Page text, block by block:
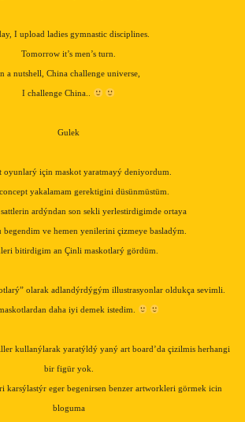
I upload ladies gymnastic disciplines.
Tomorrow it’s men’s turn.
a nutshell, Chinachallenge universe,
I challengeChina
Gulek
oyunlarý için maskot yaratmayý deniyordum.
yakalamam gerektigini düsünmüstüm.
ardýndan son sekli yerlestirdigimde ortaya
begendim ve hemen yenilerini çizmeye basladým.
bitirdigim an Çinli maskotlarý gördüm.
olarak adlandýrdýgým illustrasyonlar oldukça sevimli.
daha iyi demek istedim.
kullanýlarak yaratýldý yaný art board’da çizilmis herhangi
bir figür yok.
karsýlastýr eger begenirsen benzer artworkleri görmek icin
bloguma